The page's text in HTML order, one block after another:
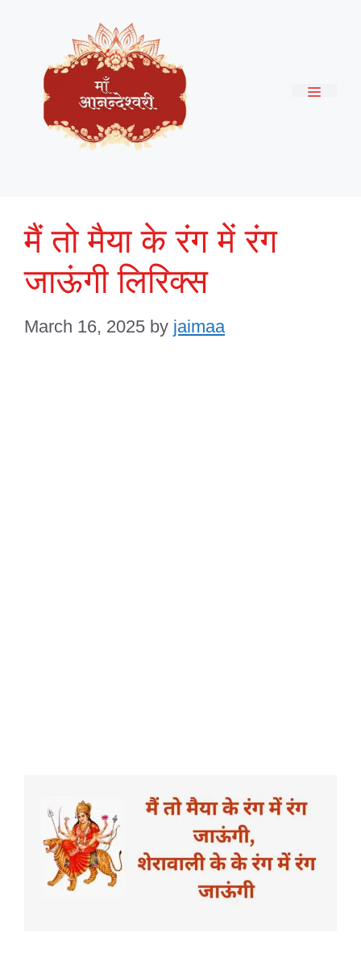
content
मैं तो मैया के रंग में रंग
जाऊंगी लिरिक्स
March 16, 2025 by jaimaa